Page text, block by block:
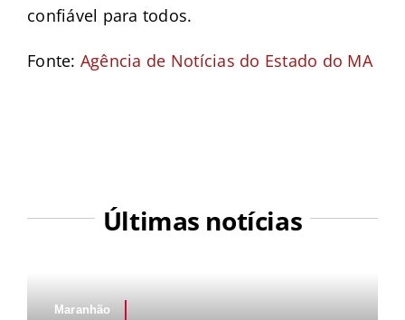
confiável para todos.
Fonte: Agência de Notícias do Estado do MA
Últimas notícias
Maranhão